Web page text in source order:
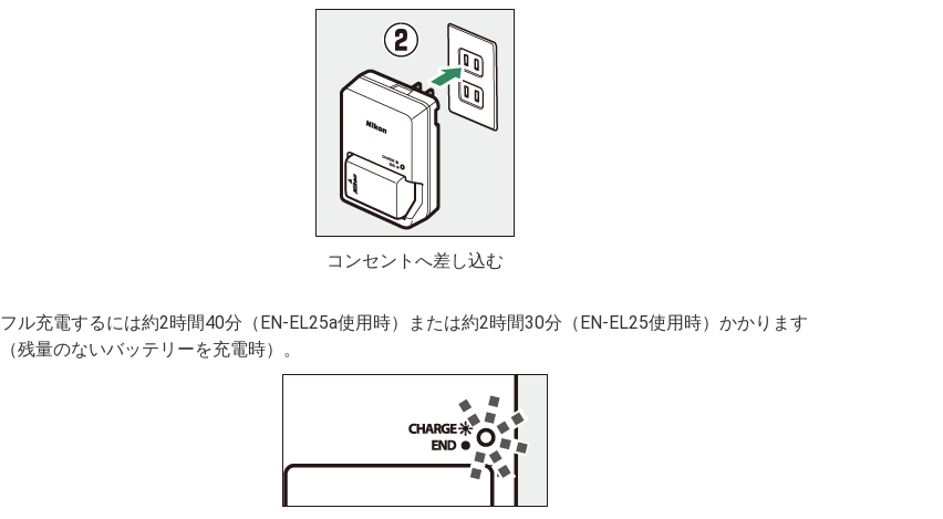
コンセントへ差し込む
フル充電するには約2時間40分（EN-EL25a使用時）または約2時間30分（EN-EL25使用時）かかります
（残量のないバッテリーを充電時）。